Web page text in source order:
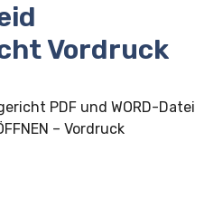
Vordruck
PDF und WORD-Datei
– Vordruck